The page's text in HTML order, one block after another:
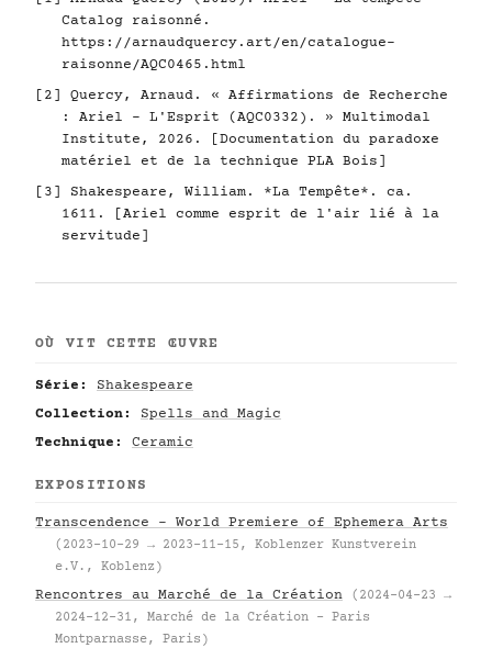
Catalog raisonné.
https://arnaudquercy.art/en/catalogue-
raisonne/AQC0465.html
[2] Quercy, Arnaud. « Affirmations de Recherche
: Ariel - L'Esprit (AQC0332). » Multimodal
Institute, 2026. [Documentation du paradoxe
matériel et de la technique PLA Bois]
[3] Shakespeare, William. *La Tempête*. ca.
1611. [Ariel comme esprit de l'air lié à la
servitude]
OÙ VIT CETTE ŒUVRE
Série:
Shakespeare
Collection:
Spells and Magic
Technique:
Ceramic
EXPOSITIONS
Transcendence – World Premiere of Ephemera Arts
(2023-10-29 → 2023-11-15, Koblenzer Kunstverein
e.V., Koblenz)
Rencontres au Marché de la Création
(2024-04-23 →
2024-12-31, Marché de la Création – Paris
Montparnasse, Paris)